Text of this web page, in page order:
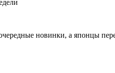
новинки, а японцы